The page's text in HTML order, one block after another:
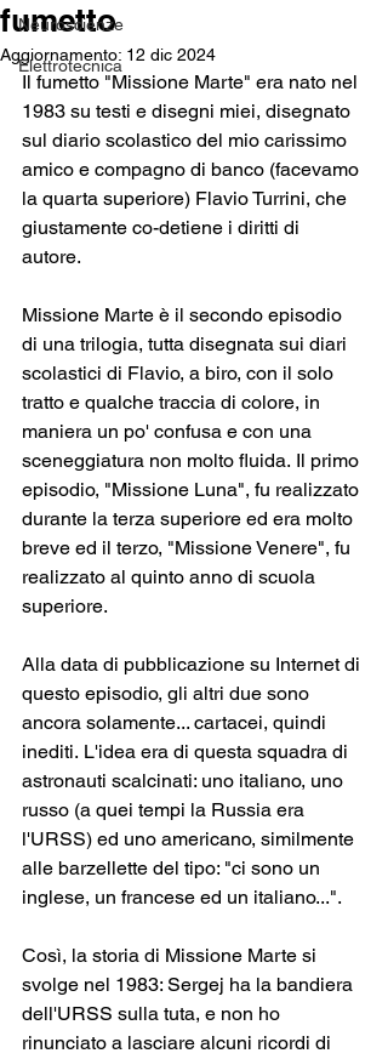
Neuroscienze
Elettrotecnica
fumetto
Aggiornamento: 12 dic 2024
Il fumetto "Missione Marte" era nato nel
1983 su testi e disegni miei, disegnato
sul diario scolastico del mio carissimo
amico e compagno di banco (facevamo
la quarta superiore) Flavio Turrini, che
giustamente co-detiene i diritti di
autore.
Missione Marte è il secondo episodio
di una trilogia, tutta disegnata sui diari
scolastici di Flavio, a biro, con il solo
tratto e qualche traccia di colore, in
maniera un po' confusa e con una
sceneggiatura non molto fluida. Il primo
episodio, "Missione Luna", fu realizzato
durante la terza superiore ed era molto
breve ed il terzo, "Missione Venere", fu
realizzato al quinto anno di scuola
superiore.
Alla data di pubblicazione su Internet di
questo episodio, gli altri due sono
ancora solamente... cartacei, quindi
inediti. L'idea era di questa squadra di
astronauti scalcinati: uno italiano, uno
russo (a quei tempi la Russia era
l'URSS) ed uno americano, similmente
alle barzellette del tipo: "ci sono un
inglese, un francese ed un italiano...".
Così, la storia di Missione Marte si
svolge nel 1983: Sergej ha la bandiera
dell'URSS sulla tuta, e non ho
rinunciato a lasciare alcuni ricordi di